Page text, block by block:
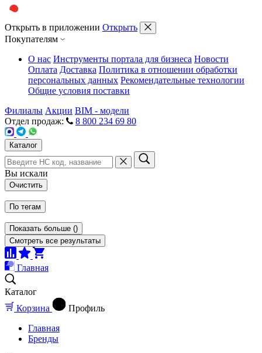
Открыть в приложении Открыть
Покупателям
О нас Инструменты портала для бизнеса Новости
Оплата Доставка Политика в отношении обработки
персональных данных Рекомендательные технологии
Общие условия поставки
Филиалы Акции BIM - модели
Отдел продаж:
8 800 234 69 80
Каталог
Вы искали
Очистить
По тегам
Показать больше ()
Смотреть все результаты
Главная
Каталог
Корзина
Профиль
Главная
Бренды